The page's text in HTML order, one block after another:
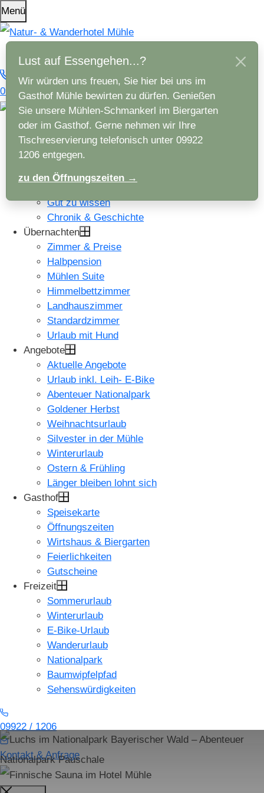
Menü
09922 / 1206 Anfragen
Hotel
Das macht uns besonders
Nachhaltiger Urlaub
Wellness
Gut zu wissen
Chronik & Geschichte
Übernachten
Zimmer & Preise
Halbpension
Mühlen Suite
Himmelbettzimmer
Landhauszimmer
Standardzimmer
Urlaub mit Hund
Angebote
Aktuelle Angebote
Urlaub inkl. Leih- E-Bike
Abenteuer Nationalpark
Goldener Herbst
Weihnachtsurlaub
Silvester in der Mühle
Winterurlaub
Ostern & Frühling
Länger bleiben lohnt sich
Gasthof
Speisekarte
Öffnungszeiten
Wirtshaus & Biergarten
Feierlichkeiten
Gutscheine
Freizeit
Sommerurlaub
Winterurlaub
E-Bike-Urlaub
Wanderurlaub
Nationalpark
Baumwipfelpfad
Sehenswürdigkeiten
09922 / 1206
Kontakt & Anfrage
Lust auf Essengehen...?
Wir würden uns freuen, Sie hier bei uns im
Gasthof Mühle bewirten zu dürfen. Genießen
Sie unsere Mühlen-Schmankerl im Biergarten
oder im Gasthof. Gerne nehmen wir Ihre
Tischreservierung telefonisch unter 09922
1206 entgegen.
zu den Öffnungszeiten →